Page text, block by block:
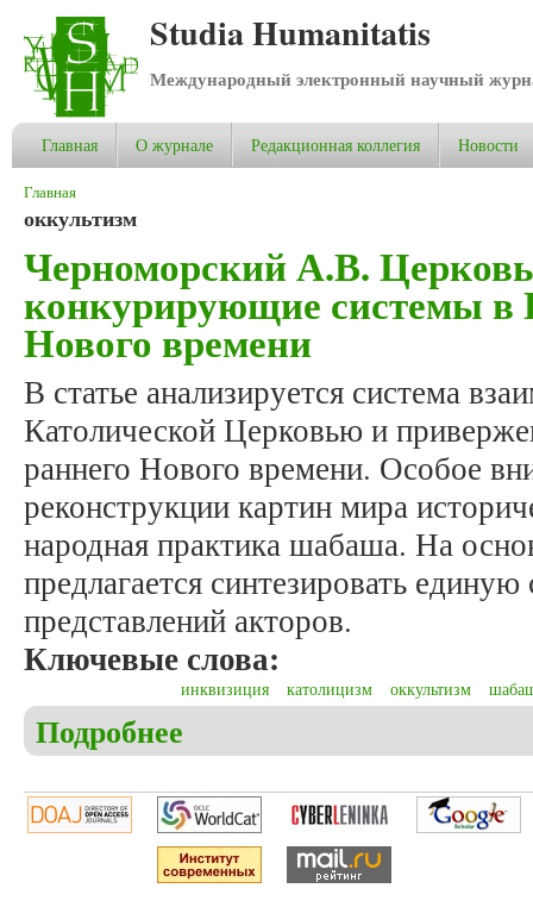
Studia Humanitatis
Международный электронный научный
Главная О журнале Редакционная коллегия Новости
Вы здесь
Главная
оккультизм
Черноморский А.В.
конкурирующие системы в
Нового времени
В статье анализируется система
Католической Церковью и
раннего Нового времени. Особое
реконструкции картин мира
народная практика шабаша. На
предлагается синтезировать
представлений акторов.
Ключевые слова:
инквизиция католицизм оккультизм
Подробнее